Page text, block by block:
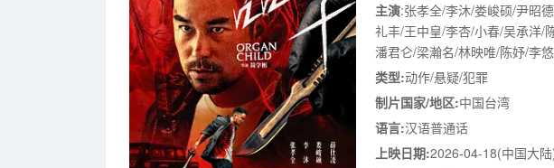
主演:张孝全/李沐/娄峻硕/尹昭
礼丰/王中皇/李杏/小春/吴承洋/
潘君仑/梁瀚名/林映唯/陈妤/李
类型:动作/悬疑/犯罪
制片国家/地区:中国台湾
语言:汉语普通话
上映日期:2026-04-18(中国大